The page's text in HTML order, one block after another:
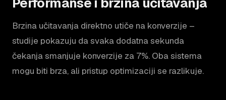
Brzina učitavanja direktno utiče na konverzije –
studije pokazuju da svaka dodatna sekunda
čekanja smanjuje konverzije za 7%. Oba sistema
mogu biti brza, ali pristup optimizaciji se razlikuje.